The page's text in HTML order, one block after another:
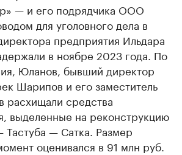
— и его подрядчика ООО
для уголовного дела в
предприятия Ильдара
в ноябре 2023 года. По
Юланов, бывший директор
Шарипов и его заместитель
расхищали средства
выделенные на реконструкцию
— Сатка. Размер
оценивался в 91 млн руб.